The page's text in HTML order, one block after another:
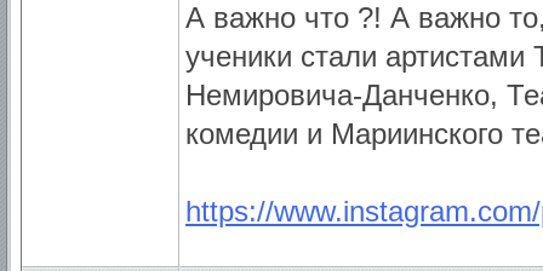
А важно что ?! А важно
ученики стали
Немировича-Данченко,
комедии и Мариинского
https://